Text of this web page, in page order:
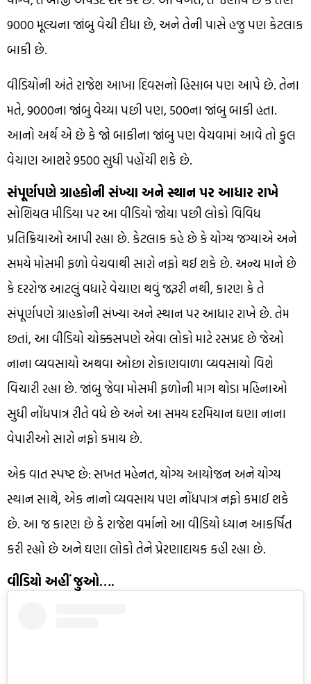
₹9000 મૂલ્યના જાંબુ વેચી દીધા છે, અને તેની પાસે હજુ પણ કેટલાક
બાકી છે.
વીડિયોની અંતે રાજેશ આખા દિવસનો હિસાબ પણ આપે છે. તેના
મતે, ₹9000ના જાંબુ વેચ્યા પછી પણ, ₹500ના જાંબુ બાકી હતા.
આનો અર્થ એ છે કે જો બાકીના જાંબુ પણ વેચવામાં આવે તો કુલ
વેચાણ આશરે ₹9500 સુધી પહોંચી શકે છે.
સંપૂર્ણપણે ગ્રાહકોની સંખ્યા અને સ્થાન પર આધાર રાખે
સોશિયલ મીડિયા પર આ વીડિયો જોયા પછી લોકો વિવિધ
પ્રતિક્રિયાઓ આપી રહ્યા છે. કેટલાક કહે છે કે યોગ્ય જગ્યાએ અને
સમયે મોસમી ફળો વેચવાથી સારો નફો થઈ શકે છે. અન્ય માને છે
કે દરરોજ આટલું વધારે વેચાણ થવું જરૂરી નથી, કારણ કે તે
સંપૂર્ણપણે ગ્રાહકોની સંખ્યા અને સ્થાન પર આધાર રાખે છે. તેમ
છતાં, આ વીડિયો ચોક્કસપણે એવા લોકો માટે રસપ્રદ છે જેઓ
નાના વ્યવસાયો અથવા ઓછા રોકાણવાળા વ્યવસાયો વિશે
વિચારી રહ્યા છે. જાંબુ જેવા મોસમી ફળોની માગ થોડા મહિનાઓ
સુધી નોંધપાત્ર રીતે વધે છે અને આ સમય દરમિયાન ઘણા નાના
વેપારીઓ સારો નફો કમાય છે.
એક વાત સ્પષ્ટ છે: સખત મહેનત, યોગ્ય આયોજન અને યોગ્ય
સ્થાન સાથે, એક નાનો વ્યવસાય પણ નોંધપાત્ર નફો કમાઈ શકે
છે. આ જ કારણ છે કે રાજેશ વર્માનો આ વીડિયો ધ્યાન આકર્ષિત
કરી રહ્યો છે અને ઘણા લોકો તેને પ્રેરણાદાયક કહી રહ્યા છે.
વીડિયો અહીં જુઓ….